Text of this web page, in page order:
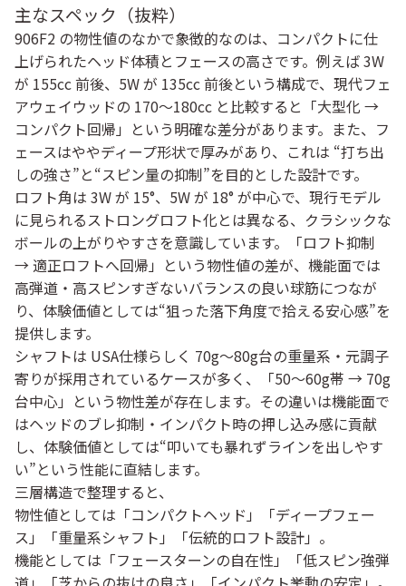
主なスペック（抜粋）
906F2 の物性値のなかで象徴的なのは、コンパクトに仕
上げられたヘッド体積とフェースの高さです。例えば 3W
が 155cc 前後、5W が 135cc 前後という構成で、現代フェ
アウェイウッドの 170〜180cc と比較すると「大型化 →
コンパクト回帰」という明確な差分があります。また、フ
ェースはややディープ形状で厚みがあり、これは “打ち出
しの強さ”と“スピン量の抑制”を目的とした設計です。
ロフト角は 3W が 15°、5W が 18° が中心で、現行モデル
に見られるストロングロフト化とは異なる、クラシックな
ボールの上がりやすさを意識しています。「ロフト抑制
→ 適正ロフトへ回帰」という物性値の差が、機能面では
高弾道・高スピンすぎないバランスの良い球筋につなが
り、体験価値としては“狙った落下角度で拾える安心感”を
提供します。
シャフトは USA仕様らしく 70g〜80g台の重量系・元調子
寄りが採用されているケースが多く、「50〜60g帯 → 70g
台中心」という物性差が存在します。その違いは機能面で
はヘッドのブレ抑制・インパクト時の押し込み感に貢献
し、体験価値としては“叩いても暴れずラインを出しやす
い”という性能に直結します。
三層構造で整理すると、
物性値としては「コンパクトヘッド」「ディープフェー
ス」「重量系シャフト」「伝統的ロフト設計」。
機能としては「フェースターンの自在性」「低スピン強弾